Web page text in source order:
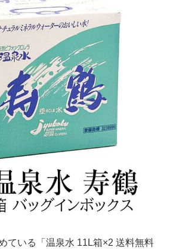
ている「温泉水 11L箱×2 送料無料